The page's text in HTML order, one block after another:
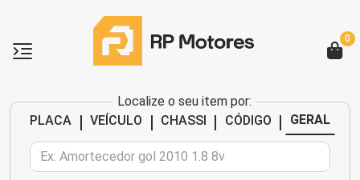
Localize o seu item por:
PLACA
| VEÍCULO | CHASSI | CÓDIGO | GERAL
0